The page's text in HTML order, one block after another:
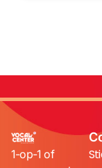
1-op-1 of